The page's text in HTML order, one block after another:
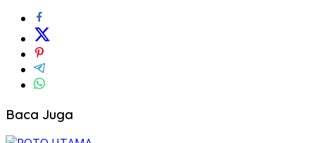
Baca Juga